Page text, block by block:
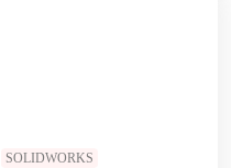
SOLIDWORKS